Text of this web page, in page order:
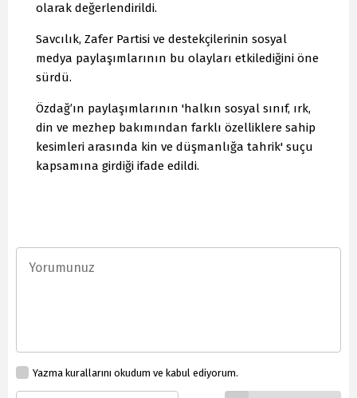
olarak değerlendirildi.
Savcılık, Zafer Partisi ve destekçilerinin sosyal
medya paylaşımlarının bu olayları etkilediğini öne
sürdü.
Özdağ’ın paylaşımlarının 'halkın sosyal sınıf, ırk,
din ve mezhep bakımından farklı özelliklere sahip
kesimleri arasında kin ve düşmanlığa tahrik' suçu
kapsamına girdiği ifade edildi.
Yazma kurallarını okudum ve kabul ediyorum.